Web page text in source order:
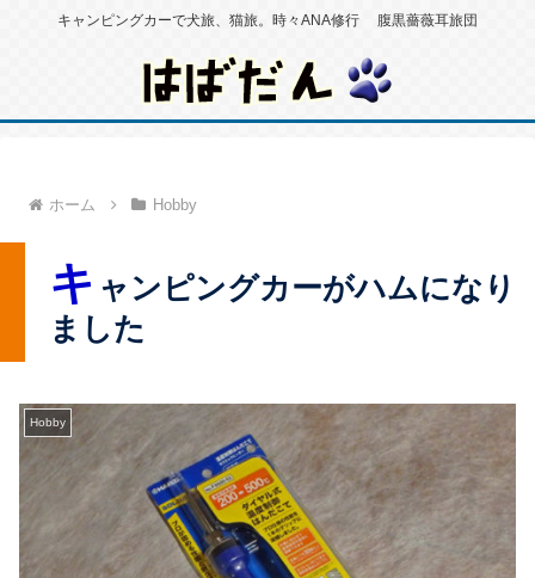
キャンピングカーで犬旅、猫旅。時々ANA修行 腹黒薔薇耳旅団
ホーム Hobby
キ ャンピングカーがハムになり
ました
Hobby